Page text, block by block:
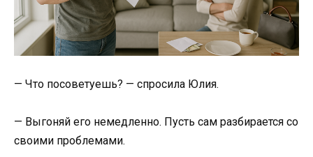
— Что посоветуешь? — спросила Юлия.
— Выгоняй его немедленно. Пусть сам разбирается со
своими проблемами.